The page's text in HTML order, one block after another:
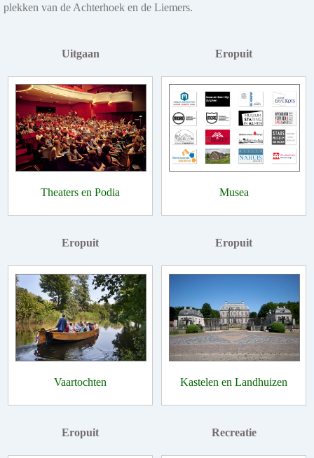
plekken van de Achterhoek en de Liemers.
Uitgaan
Theaters en Podia
Eropuit
Musea
Eropuit
Vaartochten
Eropuit
Kastelen en Landhuizen
Eropuit Recreatie